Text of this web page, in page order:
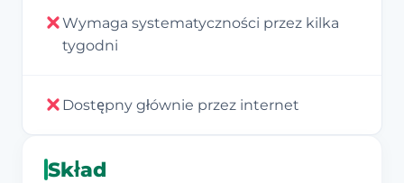
Wymaga systematyczności przez kilka
tygodni
Dostępny głównie przez internet
Skład